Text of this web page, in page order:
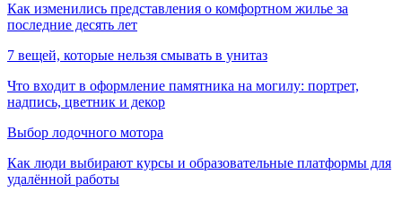
Как изменились представления о комфортном жилье за
последние десять лет
7 вещей, которые нельзя смывать в унитаз
Что входит в оформление памятника на могилу: портрет,
надпись, цветник и декор
Выбор лодочного мотора
Как люди выбирают курсы и образовательные платформы для
удалённой работы